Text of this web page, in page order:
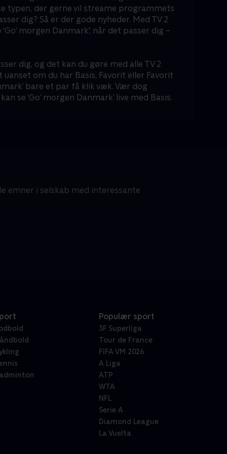
typen, der gerne vil streame programmets
dig? Så er der gode nyheder. Med TV 2
morgen Danmark', når det passer dig –
dig, og det kan du gøre med alle TV 2
uanset om du har Basis, Favorit eller Favorit
bare et par få klik væk. Vær dog
se ‘Go’ morgen Danmark’ live med Basis.
emner i selskab med interessante
Populær sport
3F Superliga
Tour de France
FIFA VM 2026
A Liga
ATP
WTA
NFL
Serie A
Diamond League
La Vuelta